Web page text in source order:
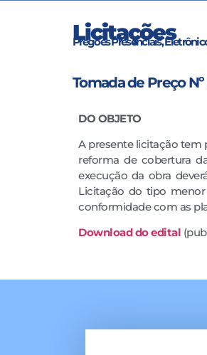
Licitações
Pregões Presenciais,
Tomada de Preço
DO OBJETO
A presente licitação tem
reforma de cobertura
execução da obra
Licitação do tipo menor
conformidade com as
Downloaddo edital